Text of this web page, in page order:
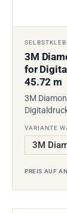
3M
for
45.72 m
3M
VARIANTE
PREIS AUF